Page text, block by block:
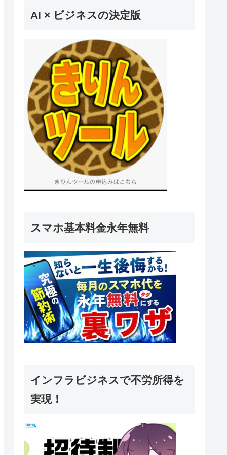
AI × ビジネスの決定版
スマホ基本料金永年無料
インフラビジネスで不労所得を
実現！